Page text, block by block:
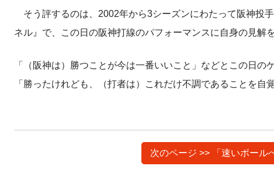
そう評するのは、2002年から3シーズンにわたって阪神投
ネル』で、この日の阪神打線のパフォーマンスに自身の見解
「（阪神は）勝つことが今は一番いいこと」などとこの日
「勝ったけれども、（打者は）これだけ不調であることを自
次のページ >> 「速いボール